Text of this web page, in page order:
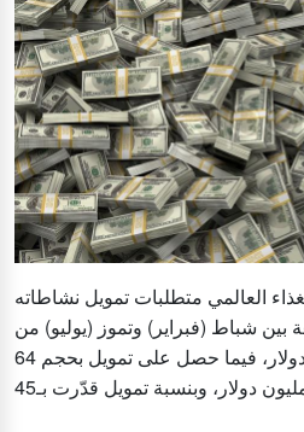
العالمي متطلبات تمويل نشاطاته
بين شباط (فبراير) وتموز (يوليو) من
العام الحالي بـ141 مليون دولار، فيما حصل على تمويل بحجم 64